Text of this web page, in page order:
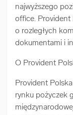
najwyższego
office. Provident
o rozległych
dokumentami i
O Provident
Provident
rynku pożyczek